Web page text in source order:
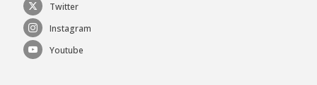
Twitter
Instagram
Youtube